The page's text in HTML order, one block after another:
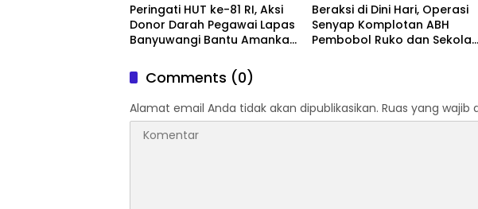
Peringati HUT ke-81 RI, Aksi
Donor Darah Pegawai Lapas
Banyuwangi Bantu Amankan
Beraksi di Dini Hari, Operasi
Senyap Komplotan ABH
Pembobol Ruko dan Sekolah
Comments (0)
Alamat email Anda tidak akan dipublikasikan. Ruas yang wajib